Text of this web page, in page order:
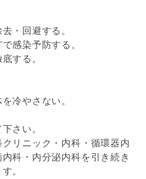
・回避する。
感染予防する。
する。
冷やさない。
さい。
リニック・内科・循環器内
科・内分泌内科を引き続き
。